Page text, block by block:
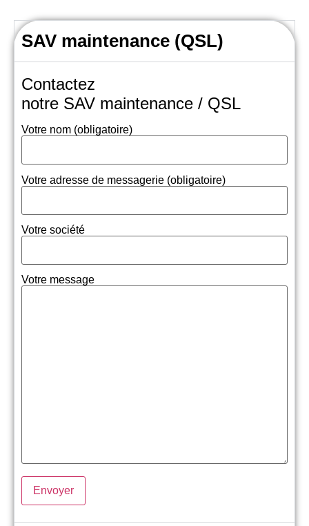
SAV maintenance (QSL)
Contactez
notre SAV maintenance / QSL
Votre nom (obligatoire)
Votre adresse de messagerie (obligatoire)
Votre société
Votre message